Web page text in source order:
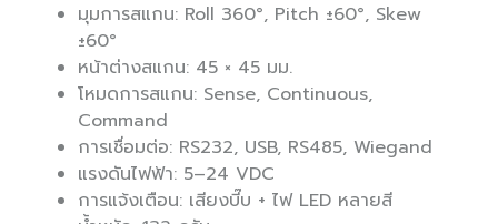
มุมการสแกน: Roll 360°, Pitch ±60°, Skew
±60°
หน้าต่างสแกน: 45 × 45 มม.
โหมดการสแกน: Sense, Continuous,
Command
การเชื่อมต่อ: RS232, USB, RS485, Wiegand
แรงดันไฟฟ้า: 5–24 VDC
การแจ้งเตือน: เสียงบี๊บ + ไฟ LED หลายสี